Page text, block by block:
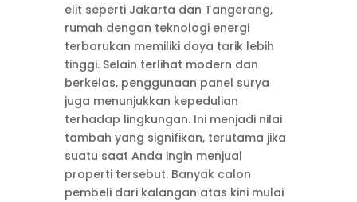
elit seperti Jakarta dan Tangerang,
rumah dengan teknologi energi
terbarukan memiliki daya tarik lebih
tinggi. Selain terlihat modern dan
berkelas, penggunaan panel surya
juga menunjukkan kepedulian
terhadap lingkungan. Ini menjadi nilai
tambah yang signifikan, terutama jika
suatu saat Anda ingin menjual
properti tersebut. Banyak calon
pembeli dari kalangan atas kini mulai